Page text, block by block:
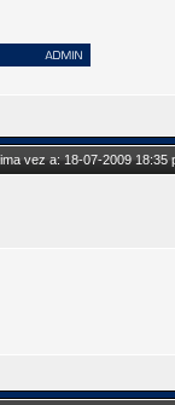
vez a: 18-07-2009 18:35